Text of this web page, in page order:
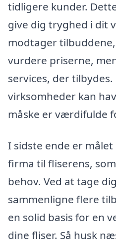
tidligere kunder.
give dig tryghed i dit
modtager
vurdere priserne,
services, der tilbydes.
virksomheder kan
måske er værdifulde
I sidste ende er
firma til fliserens,
behov. Ved at tage
sammenligne flere
en solid basis for en
dine fliser. Så husk